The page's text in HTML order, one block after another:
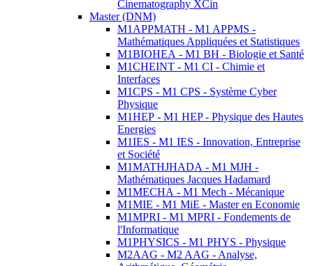
Cinematography XCin
Master (DNM)
M1APPMATH - M1 APPMS -
Mathématiques Appliquées et Statistiques
M1BIOHEA - M1 BH - Biologie et Santé
M1CHEINT - M1 CI - Chimie et
Interfaces
M1CPS - M1 CPS - Système Cyber
Physique
M1HEP - M1 HEP - Physique des Hautes
Energies
M1IES - M1 IES - Innovation, Entreprise
et Société
M1MATHJHADA - M1 MJH -
Mathématiques Jacques Hadamard
M1MECHA - M1 Mech - Mécanique
M1MIE - M1 MiE - Master en Economie
M1MPRI - M1 MPRI - Fondements de
l'Informatique
M1PHYSICS - M1 PHYS - Physique
M2AAG - M2 AAG - Analyse,